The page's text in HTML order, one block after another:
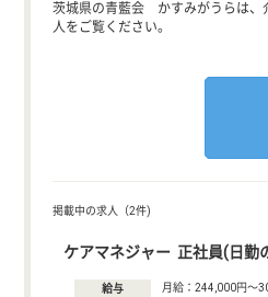
茨城県の青藍会 かすみがうらは、
人をご覧ください。
掲載中の求人（2件)
ケアマネジャー 正社員(日勤
給与 月給：244,000円〜